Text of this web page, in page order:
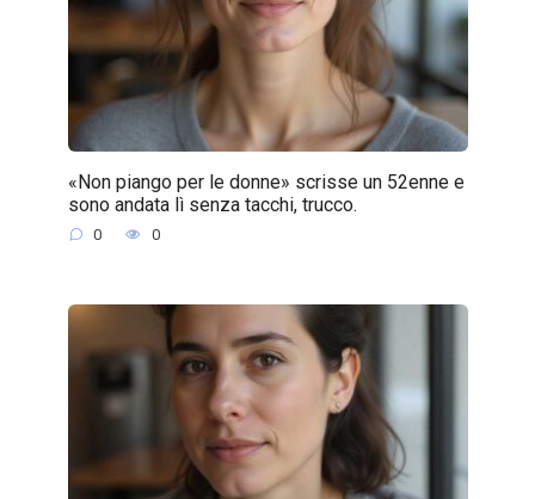
«Non piango per le donne» scrisse un 52enne e
sono andata lì senza tacchi, trucco.
0 0